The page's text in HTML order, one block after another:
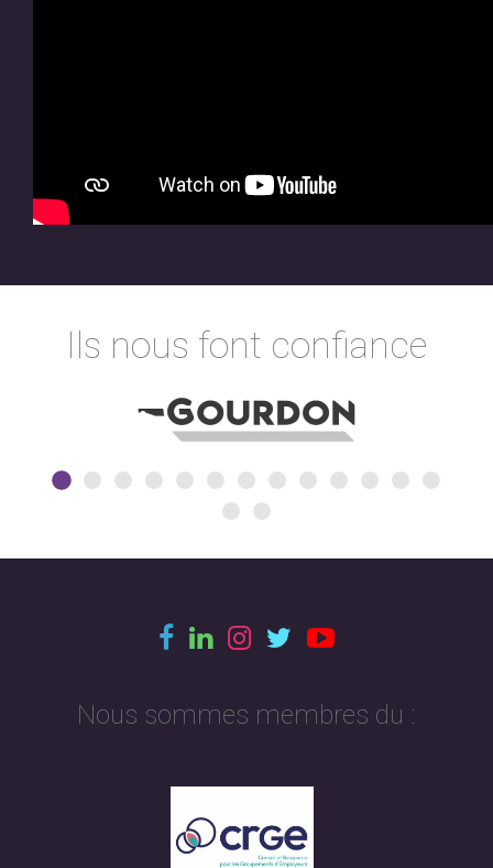
Ils nous font confiance
Nous sommes membres du :